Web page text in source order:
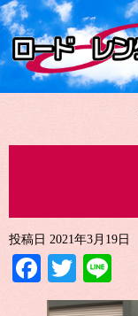
投稿日 2021年3月19日
Facebook